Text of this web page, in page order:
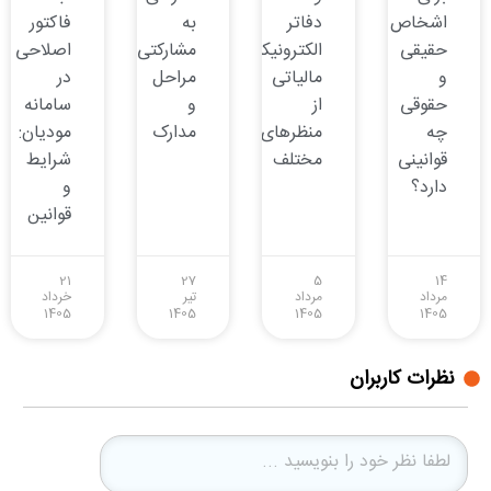
اشخاص
حقیقی
و
حقوقی
چه
قوانینی
دارد؟
14
مرداد
1405
دفاتر
الکترونیکی
مالیاتی
از
منظرهای
مختلف
5
مرداد
1405
به
مشارکتی:
مراحل
و
مدارک
27
تیر
1405
فاکتور
اصلاحی
در
سامانه
مودیان:
شرایط
و
قوانین
21
خرداد
1405
نظرات کاربران